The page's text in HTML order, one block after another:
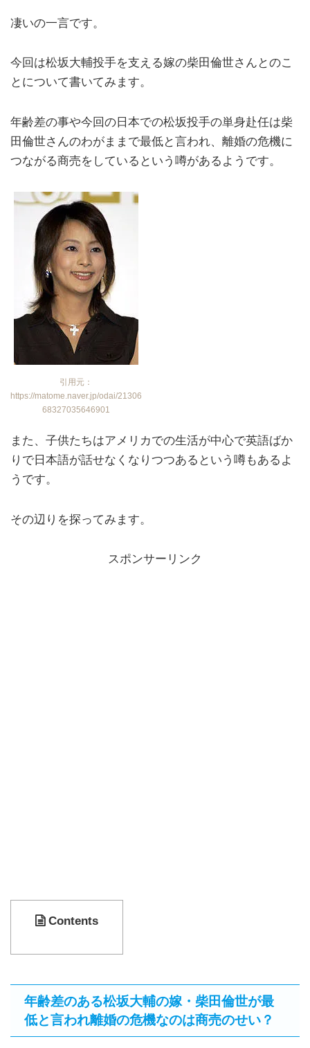
凄いの一言です。
今回は松坂大輔投手を支える嫁の柴田倫世さんとのこ
とについて書いてみます。
年齢差の事や今回の日本での松坂投手の単身赴任は柴
田倫世さんのわがままで最低と言われ、離婚の危機に
つながる商売をしているという噂があるようです。
引用元：
https://matome.naver.jp/odai/21306
68327035646901
また、子供たちはアメリカでの生活が中心で英語ばか
りで日本語が話せなくなりつつあるという噂もあるよ
うです。
その辺りを探ってみます。
スポンサーリンク
Contents
年齢差のある松坂大輔の嫁・柴田倫世が最
低と言われ離婚の危機なのは商売のせい？